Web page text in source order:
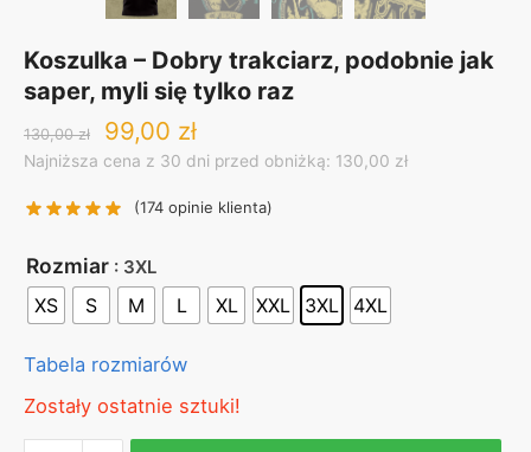
Koszulka – Dobry trakciarz, podobnie jak
saper, myli się tylko raz
130,00zł
Original
price
130,00 zł.
99,00 złCurrent
price
99,00 zł.
Najniższa cena z 30 dni przed obniżką: 130,00 zł
(174 opinie klienta)
Rozmiar : 3XL
XS S M L XL XXL 3XL 4XL
Tabela rozmiarów
Zostały ostatnie sztuki!